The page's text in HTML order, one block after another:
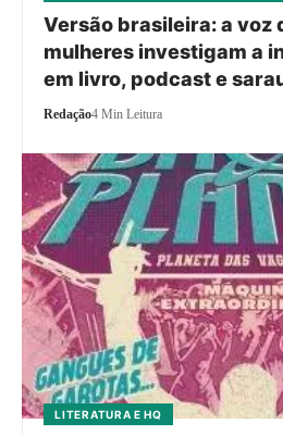
Versão brasileira: a voz
mulheres investigam a
em livro, podcast e
Redação4 Min Leitura
LITERATURA E HQ